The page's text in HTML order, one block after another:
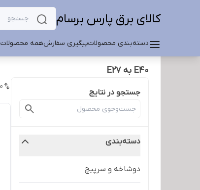
کالای برق پارس برسام
دسته‌بندی محصولاتپیگیری سفارشهمه محصولات
E40 به E27
جستجو در نتایج
دسته‌بندی
دوشاخه و سرپیچ